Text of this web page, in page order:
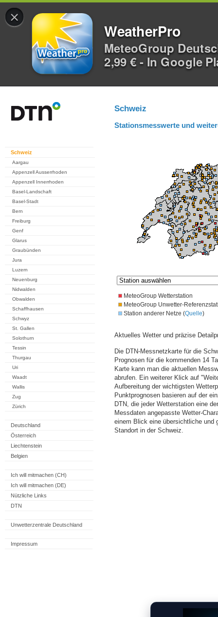
×
WeatherPro
MeteoGroup
2,99 € - In Google
Schweiz
Aargau
Appenzell Ausserrhoden
Appenzell Innerrhoden
Basel-Landschaft
Basel-Stadt
Bern
Freiburg
Genf
Glarus
Graubünden
Jura
Luzern
Neuenburg
Nidwalden
Obwalden
Schaffhausen
Schwyz
St. Gallen
Solothurn
Tessin
Thurgau
Uri
Waadt
Wallis
Zug
Zürich
Deutschland
Österreich
Liechtenstein
Belgien
Ich will mitmachen (CH)
Ich will mitmachen (DE)
Nützliche Links
DTN
Unwetterzentrale Deutschland
Impressum
Schweiz
Stationsmesswerte und
MeteoGroup Wetterstation
MeteoGroup Unwetter-
Station anderer Netze (Quelle)
Aktuelles Wetter und präzise
Die DTN-Messnetzkarte für die
Prognosen für die kommenden 14
Karte kann man die aktuellen
abrufen. Ein weiterer Klick auf
Aufbereitung der wichtigsten
Punktprognosen basieren auf der
DTN, die jeder Wetterstation eine
Messdaten angepasste Wetter-
einem Blick eine übersichtliche und
Standort in der Schweiz.